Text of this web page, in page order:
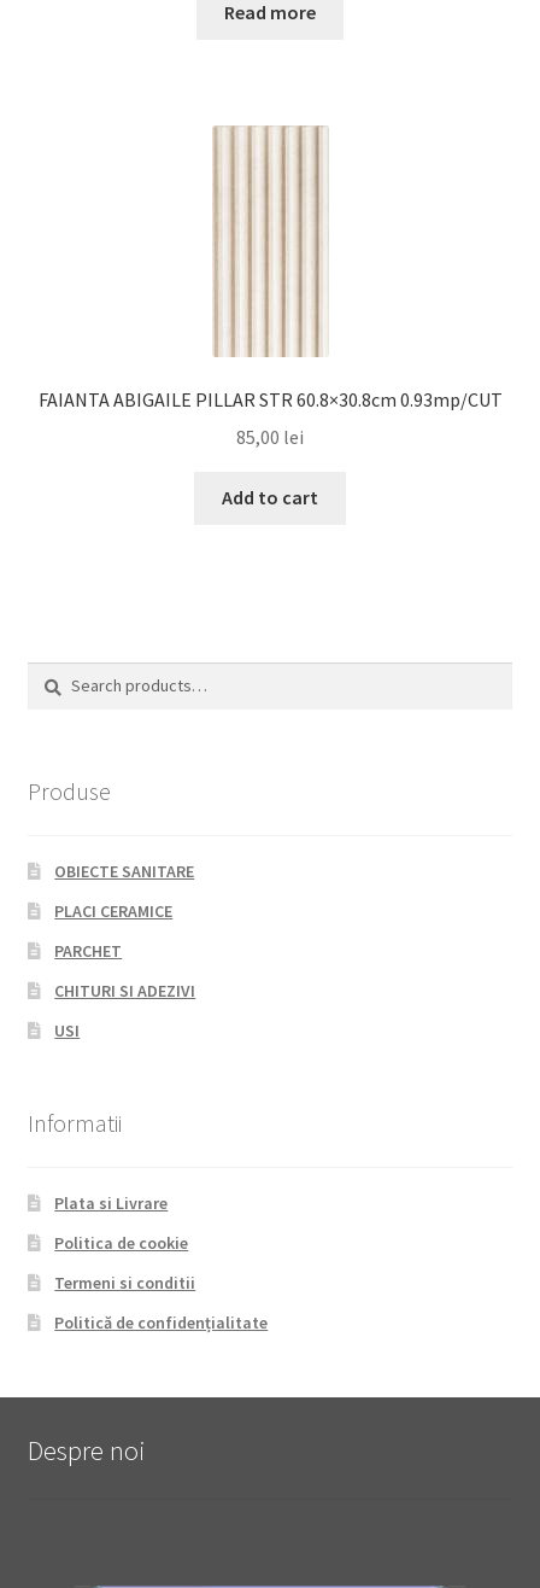
Read more
FAIANTA ABIGAILE PILLAR STR 60.8×30.8cm 0.93mp/CUT
85,00 lei
Add to cart
Search
Search
Produse
OBIECTE SANITARE
PLACI CERAMICE
PARCHET
CHITURI SI ADEZIVI
USI
Informatii
Plata si Livrare
Politica de cookie
Termeni si conditii
Politică de confidențialitate
Despre noi